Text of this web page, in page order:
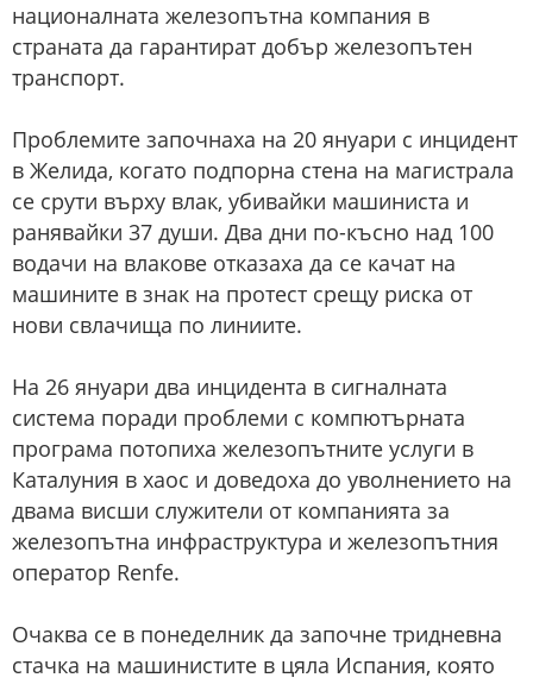
националната железопътна компания в
страната да гарантират добър железопътен
транспорт.
Проблемите започнаха на 20 януари с инцидент
в Желида, когато подпорна стена на магистрала
се срути върху влак, убивайки машиниста и
ранявайки 37 души. Два дни по-късно над 100
водачи на влакове отказаха да се качат на
машините в знак на протест срещу риска от
нови свлачища по линиите.
На 26 януари два инцидента в сигналната
система поради проблеми с компютърната
програма потопиха железопътните услуги в
Каталуния в хаос и доведоха до уволнението на
двама висши служители от компанията за
железопътна инфраструктура и железопътния
оператор Renfe.
Очаква се в понеделник да започне тридневна
стачка на машинистите в цяла Испания, която